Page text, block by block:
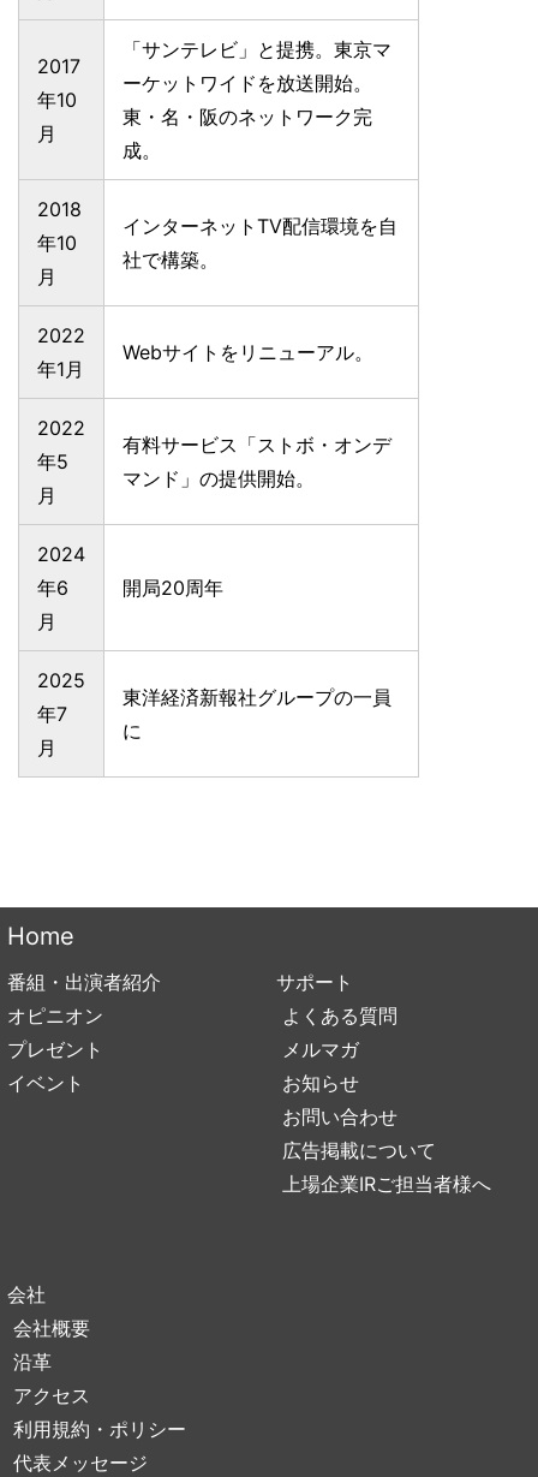
2017
年10
月
「サンテレビ」と提携。東京マ
ーケットワイドを放送開始。
東・名・阪のネットワーク完
成。
2018
年10
月
インターネットTV配信環境を自
社で構築。
2022
年1月
Webサイトをリニューアル。
2022
年5
月
有料サービス「ストボ・オンデ
マンド」の提供開始。
2024
年6
月
開局20周年
2025
年7
月
東洋経済新報社グループの一員
に
Home
番組・出演者紹介
オピニオン
プレゼント
イベント
サポート
よくある質問
メルマガ
お知らせ
お問い合わせ
広告掲載について
上場企業IRご担当者様へ
会社
会社概要
沿革
アクセス
利用規約・ポリシー
代表メッセージ